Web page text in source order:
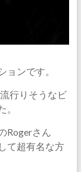
ョンです。
行りそうなビ
Rogerさん
て超有名な方